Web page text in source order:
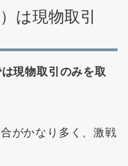
は現物取引
現物取引のみを取
がかなり多く、激戦